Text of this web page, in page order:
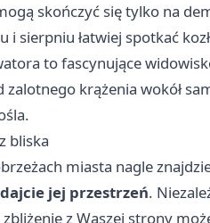
skończyć się tylko na
sierpniu łatwiej spotkać
to fascynujące
zalotnego krążenia wokół
bliska
miasta nagle
jej przestrzeń.
z Waszej strony